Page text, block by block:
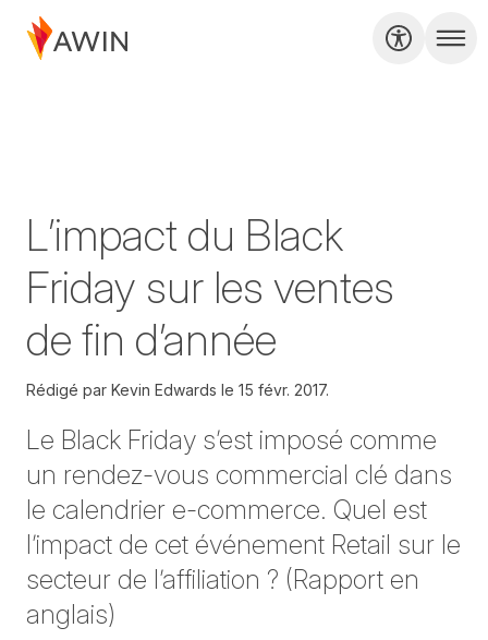
L’impact du Black
Friday sur les ventes
de fin d’année
Rédigé par Kevin Edwards le 15 févr. 2017.
Le Black Friday s’est imposé comme
un rendez-vous commercial clé dans
le calendrier e-commerce. Quel est
l’impact de cet événement Retail sur le
secteur de l’affiliation ? (Rapport en
anglais)